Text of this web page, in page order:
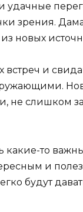
удачные
зрения.
новых
и
не слишком
какие-то
и
будут